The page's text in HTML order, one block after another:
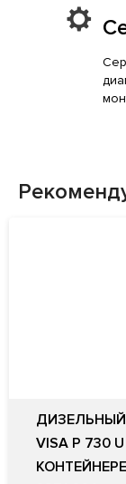
ДИЗЕЛЬНЫЙ
VISA P 730